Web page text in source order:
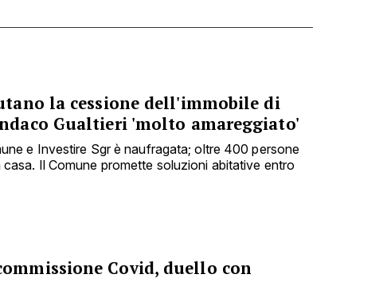
la cessione dell'immobile di
Gualtieri 'molto amareggiato'
e Investire Sgr è naufragata; oltre 400 persone
casa. Il Comune promette soluzioni abitative entro
Covid, duello con